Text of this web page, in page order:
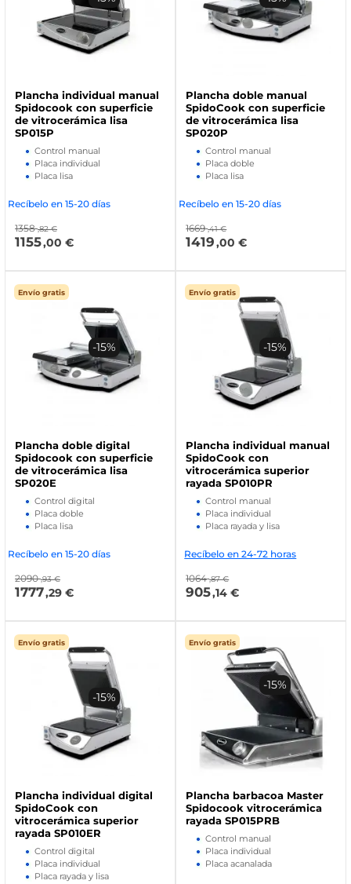
Plancha individual manual
Spidocook con superficie
de vitrocerámica lisa
SP015P
Control manual
Placa individual
Placa lisa
Recíbelo en 15-20 días
1358 ,82 €
1155,00 €
Plancha doble manual
SpidoCook con superficie
de vitrocerámica lisa
SP020P
Control manual
Placa doble
Placa lisa
Recíbelo en 15-20 días
1669 ,41 €
1419,00 €
Envío gratis
Plancha doble digital
Spidocook con superficie
de vitrocerámica lisa
SP020E
Control digital
Placa doble
Placa lisa
Recíbelo en 15-20 días
2090 ,93 €
1777,29 €
-15%
Envío gratis
Plancha individual manual
SpidoCook con
vitrocerámica superior
rayada SP010PR
Control manual
Placa individual
Placa rayada y lisa
Recíbelo en 24-72 horas
1064 ,87 €
905,14 €
-15%
Envío gratis
Plancha individual digital
SpidoCook con
vitrocerámica superior
rayada SP010ER
Control digital
Placa individual
Placa rayada y lisa
-15%
Envío gratis
Plancha barbacoa Master
Spidocook vitrocerámica
rayada SP015PRB
Control manual
Placa individual
Placa acanalada
-15%